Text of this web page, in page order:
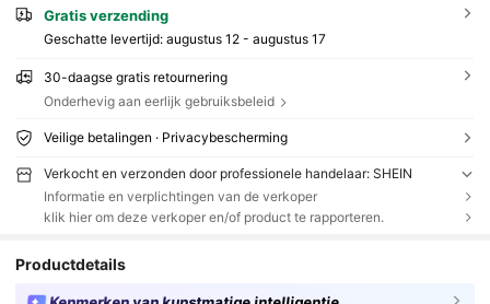
Gratis verzending
Geschatte levertijd: augustus 12 - augustus 17
30-daagse gratis retournering
Onderhevig aan eerlijk gebruiksbeleid
Veilige betalingen · Privacybescherming
Verkocht en verzonden door professionele handelaar: SHEIN
Informatie en verplichtingen van de verkoper
klik hier om deze verkoper en/of product te rapporteren.
Productdetails